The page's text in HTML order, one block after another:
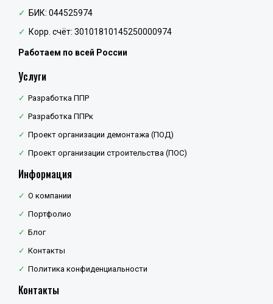
БИК: 044525974
Корр. счёт: 30101810145250000974
Работаем по всей России
Услуги
Разработка ППР
Разработка ППРк
Проект организации демонтажа (ПОД)
Проект организации строительства (ПОС)
Информация
О компании
Портфолио
Блог
Контакты
Политика конфиденциальности
Контакты